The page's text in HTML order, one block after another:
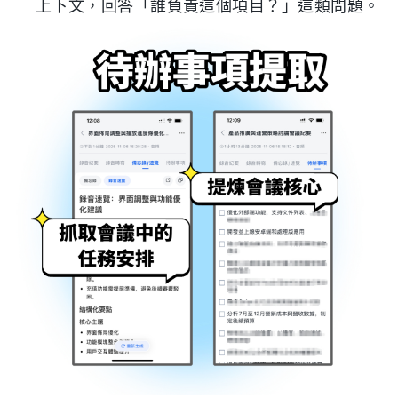
上下文，回答「誰負責這個項目？」這類問題。